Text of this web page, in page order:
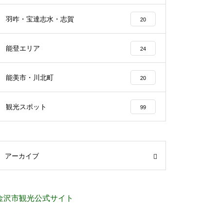
羽咋・宝達志水・志賀 20
能登エリア 24
能美市・川北町 20
観光スポット 99
アーカイブ
沢市観光公式サイト